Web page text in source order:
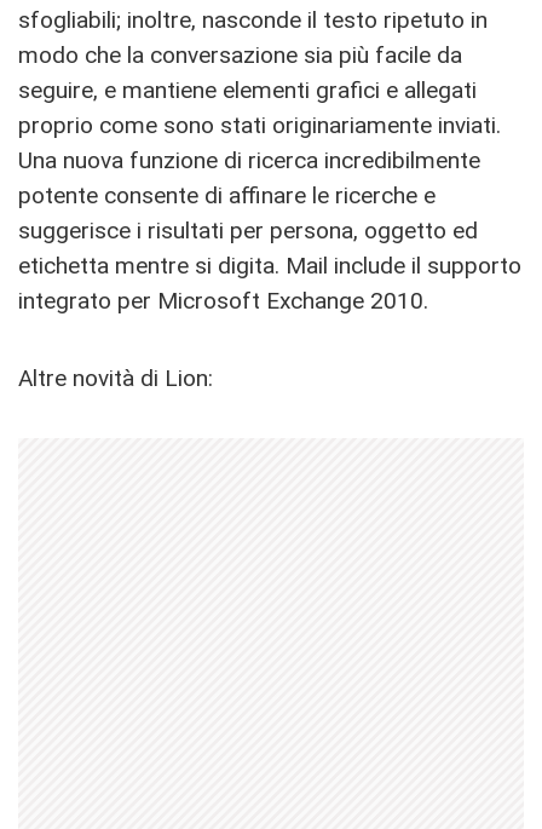
sfogliabili; inoltre, nasconde il testo ripetuto in
modo che la conversazione sia più facile da
seguire, e mantiene elementi grafici e allegati
proprio come sono stati originariamente inviati.
Una nuova funzione di ricerca incredibilmente
potente consente di affinare le ricerche e
suggerisce i risultati per persona, oggetto ed
etichetta mentre si digita. Mail include il supporto
integrato per Microsoft Exchange 2010.
Altre novità di Lion: